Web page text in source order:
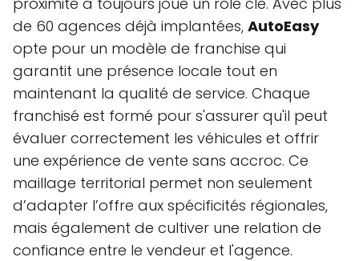
de 60 agences déjà implantées, AutoEasy
opte pour un modèle de franchise qui
garantit une présence locale tout en
maintenant la qualité de service. Chaque
franchisé est formé pour s'assurer qu'il peut
évaluer correctement les véhicules et offrir
une expérience de vente sans accroc. Ce
maillage territorial permet non seulement
d’adapter l’offre aux spécificités régionales,
mais également de cultiver une relation de
confiance entre le vendeur et l'agence.